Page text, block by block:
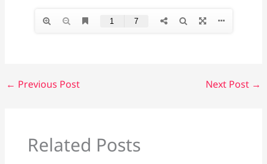
← Previous Post Next Post →
Related Posts